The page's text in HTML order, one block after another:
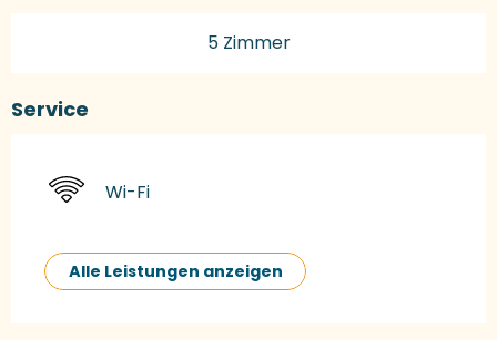
5 Zimmer
Service
Wi-Fi
Alle Leistungen anzeigen